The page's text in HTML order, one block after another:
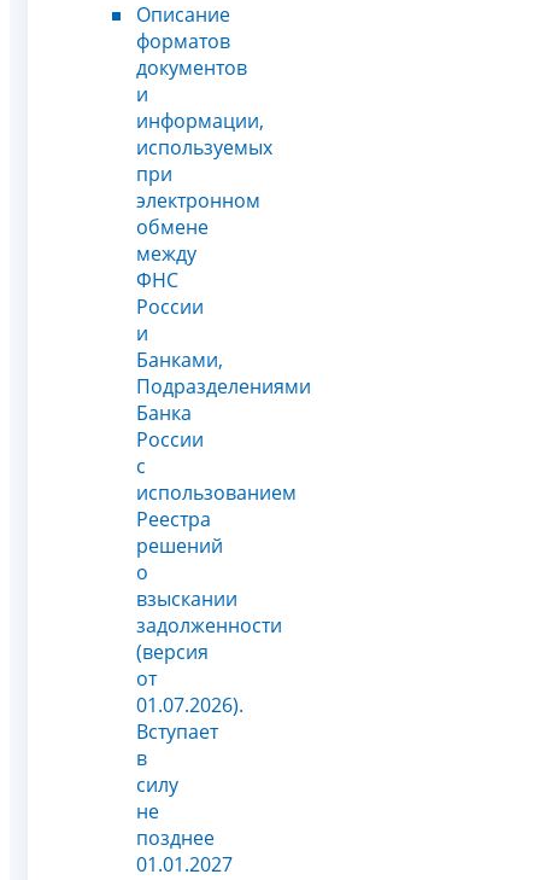
Описание
форматов
документов
и
информации,
используемых
при
электронном
обмене
между
ФНС
России
и
Банками,
Подразделениями
Банка
России
с
использованием
Реестра
решений
о
взыскании
задолженности
(версия
от
01.07.2026).
Вступает
в
силу
не
позднее
01.01.2027